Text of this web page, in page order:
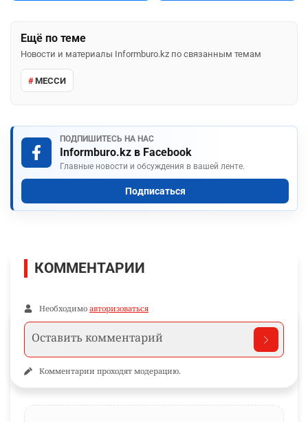
Ещё по теме
Новости и материалы Informburo.kz по связанным темам
МЕССИ
ПОДПИШИТЕСЬ НА НАС
Informburo.kz в Facebook
Главные новости и обсуждения в вашей ленте.
Подписаться
КОММЕНТАРИИ
Необходимо авторизоваться
Комментарии проходят модерацию.